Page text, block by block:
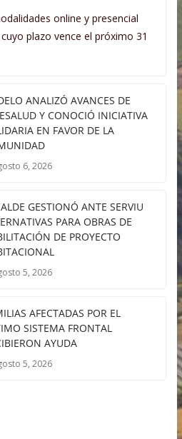
online y presencial
plazo vence el próximo 31
ANALIZÓ AVANCES DE
Y CONOCIÓ INICIATIVA
EN FAVOR DE LA
6, 2026
GESTIONÓ ANTE SERVIU
PARA OBRAS DE
DE PROYECTO
5, 2026
AFECTADAS POR EL
SISTEMA FRONTAL
AYUDA
5, 2026